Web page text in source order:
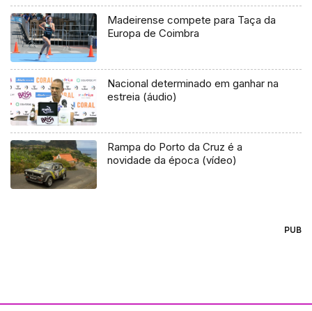
Madeirense compete para Taça da
Europa de Coimbra
Nacional determinado em ganhar na
estreia (áudio)
Rampa do Porto da Cruz é a
novidade da época (vídeo)
PUB